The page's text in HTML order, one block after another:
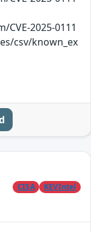
2025-0111
csv/known_ex
CISA KEVIntel